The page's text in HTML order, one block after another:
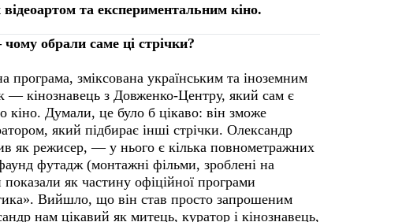
та експериментальним кіно.
обрали саме ці стрічки?
зміксована українським та іноземним
— кінознавець з Довженко-Центру, який сам є
кіно. Думали, це було б цікаво: він зможе
який підбирає інші стрічки. Олександр
як режисер, — у нього є кілька повнометражних
футадж (монтажні фільми, зроблені на
як частину офіційної програми
Вийшло, що він став просто запрошеним
нам цікавий як митець, куратор і кінознавець,